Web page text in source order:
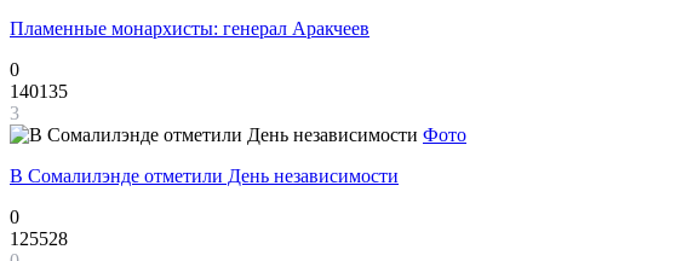
Пламенные монархисты: генерал Аракчеев
0
140135
3
Фото
В Сомалилэнде отметили День независимости
0
125528